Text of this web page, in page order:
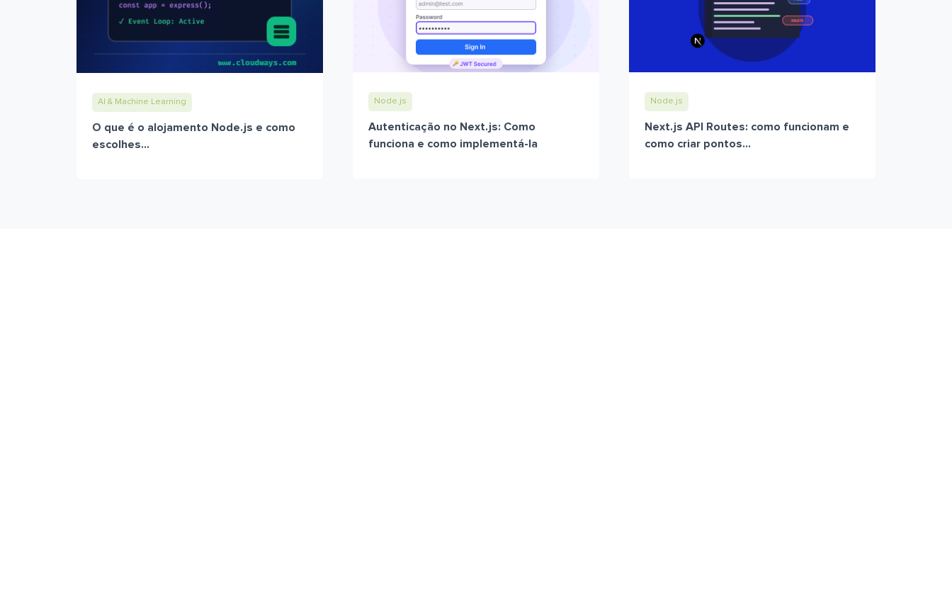
AI & Machine Learning
O que é o alojamento Node.js e como
escolhes...
Node.js
Autenticação no Next.js: Como
funciona e como implementá-la
Node.js
Next.js API Routes: como funcionam e
como criar pontos...